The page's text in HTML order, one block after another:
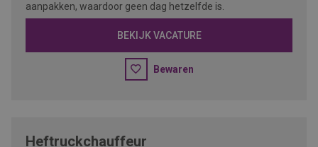
aanpakken, waardoor geen dag hetzelfde is.
BEKIJK VACATURE
Bewaren
Heftruckchauffeur